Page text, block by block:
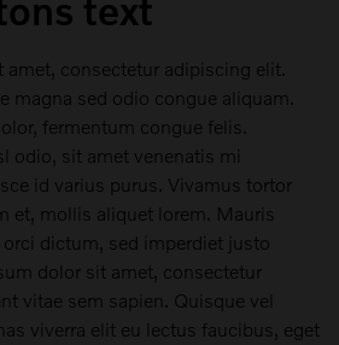
text
consectetur adipiscing elit.
magna sed odio congue aliquam.
fermentum congue felis.
odio, sit amet venenatis mi
id varius purus. Vivamus tortor
et, mollis aliquet lorem. Mauris
dictum, sed imperdiet justo
dolor sit amet, consectetur
vitae sem sapien. Quisque vel
viverra elit eu lectus faucibus, eget